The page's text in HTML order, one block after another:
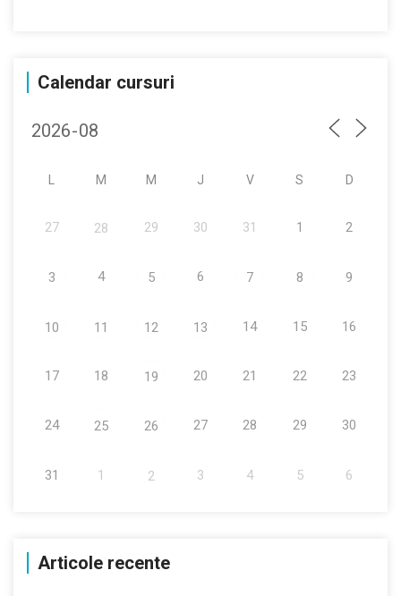
Calendar cursuri
M M J V S D
27 28 29 30 31 1 2
3 4 5 6 7 8 9
10 11 12 13 14 15 16
17 18 19 20 21 22 23
24 25 26 27 28 29 30
31 1 2 3 4 5 6
Articole recente